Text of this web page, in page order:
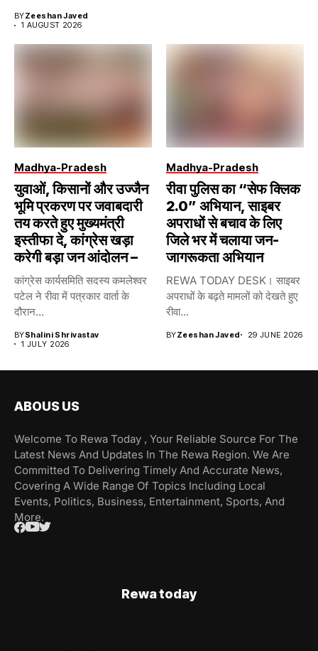
BYZeeshan Javed
1 AUGUST 2026
Madhya-Pradesh
युवाओं, किसानों और उज्जैन
भूमि प्रकरण पर जवाबदारी
तय करते हुए मुख्यमंत्री
इस्तीफा दे, कांग्रेस खड़ा
करेगी बड़ा जन आंदोलन –
कांग्रेस कार्यसमिति सदस्य कमलेश्वर
पटेल ने रीवा में पत्रकार वार्ता के
दौरान...
BYShalini Shrivastav
1 JULY 2026
Madhya-Pradesh
रीवा पुलिस का “सेफ क्लिक
2.0” अभियान, साइबर
अपराधों से बचाव के लिए
जिले भर में चलाया जन-
जागरूकता अभियान
REWA TODAY DESK। साइबर
अपराधों के बढ़ते मामलों को देखते हुए
रीवा...
BYZeeshan Javed 29 JUNE 2026
ABOUS US
Welcome To Rewa Today , Your Reliable Source For The
Latest News And Updates In The Rewa Region. We Are
Committed To Delivering Timely And Accurate News,
Covering A Wide Range Of Topics Including Local
Events, Politics, Business, Entertainment, Sports, And
More.
Rewa today